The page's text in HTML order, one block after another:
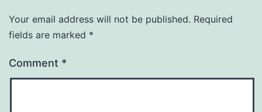
Your email address will not be published. Required
fields are marked *
Comment *